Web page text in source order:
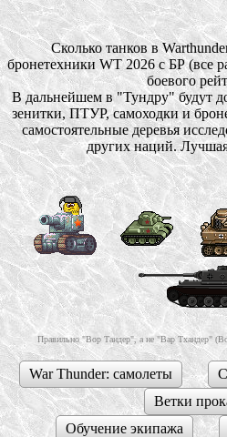
Сколько танков в
бронетехники WT 2026 с БР (все
боевого
В дальнейшем в "Тундру" будут
зенитки, ПТУР, самоходки и
самостоятельные деревья
других наций.
Правильно "Вор Тандер", а не "Вар Тхандер"
War Thunder: самолеты
Ветки
Обучение экипажа